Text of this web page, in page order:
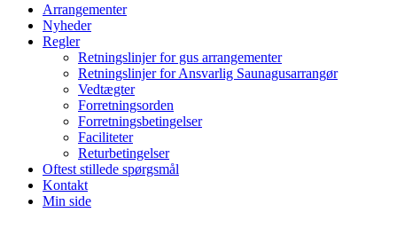
Arrangementer
Nyheder
Regler
Retningslinjer for gus arrangementer
Retningslinjer for Ansvarlig Saunagusarrangør
Vedtægter
Forretningsorden
Forretningsbetingelser
Faciliteter
Returbetingelser
Oftest stillede spørgsmål
Kontakt
Min side